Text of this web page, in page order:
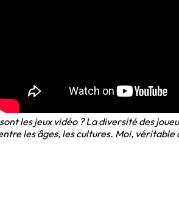
les jeux vidéo ? La diversité des
les âges, les cultures. Moi,